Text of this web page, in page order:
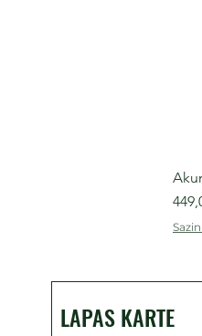
LAPAS KARTE